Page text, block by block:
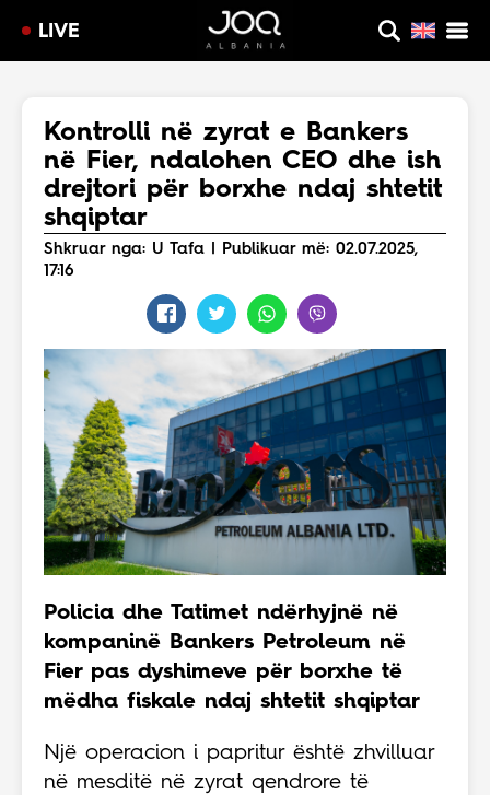
LIVE
Kontrolli në zyrat e Bankers
në Fier, ndalohen CEO dhe ish
drejtori për borxhe ndaj shtetit
shqiptar
Shkruar nga: U Tafa | Publikuar më: 02.07.2025,
17:16
Policia dhe Tatimet ndërhyjnë në
kompaninë Bankers Petroleum në
Fier pas dyshimeve për borxhe të
mëdha fiskale ndaj shtetit shqiptar
Një operacion i papritur është zhvilluar
në mesditë në zyrat qendrore të